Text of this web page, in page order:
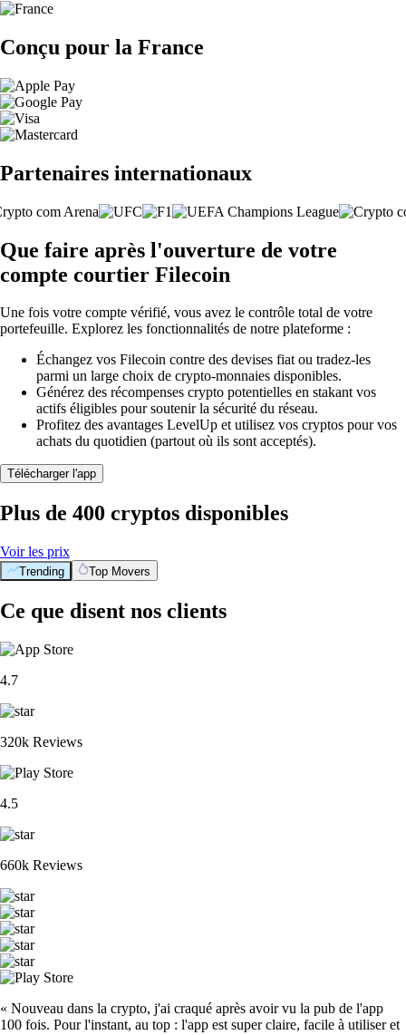
Conçu pour la France
Partenaires internationaux
Que faire après l'ouverture de votre
compte courtier Filecoin
Une fois votre compte vérifié, vous avez le contrôle total de votre
portefeuille. Explorez les fonctionnalités de notre plateforme :
Échangez vos Filecoin contre des devises fiat ou tradez-les
parmi un large choix de crypto-monnaies disponibles.
Générez des récompenses crypto potentielles en stakant vos
actifs éligibles pour soutenir la sécurité du réseau.
Profitez des avantages LevelUp et utilisez vos cryptos pour vos
achats du quotidien (partout où ils sont acceptés).
Télécharger l'app
Plus de 400 cryptos disponibles
Voir les prix
Trending Top Movers
Ce que disent nos clients
4.7
320k Reviews
4.5
660k Reviews
« Nouveau dans la crypto, j'ai craqué après avoir vu la pub de l'app
100 fois. Pour l'instant, au top : l'app est super claire, facile à utiliser et